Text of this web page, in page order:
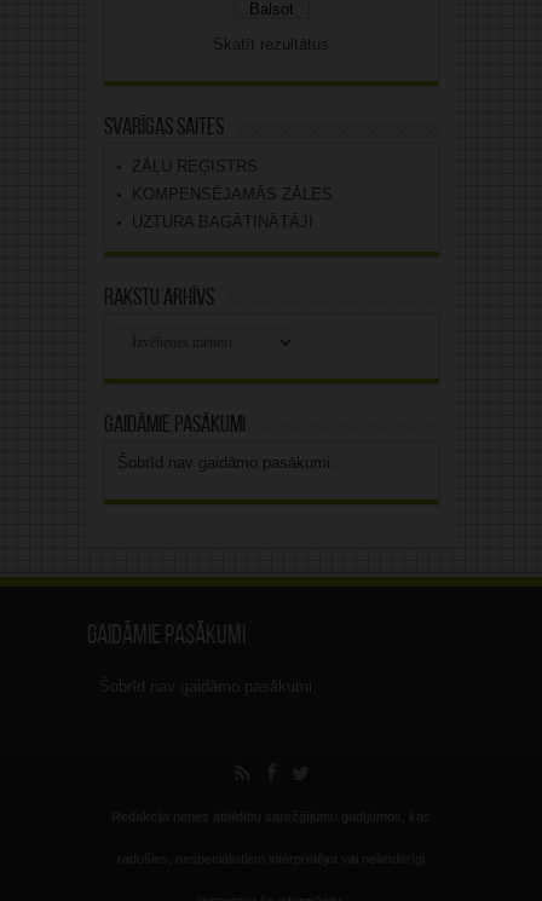
Skatīt rezultātus
Svarīgas saites
ZĀĻU REĢISTRS
KOMPENSĒJAMĀS ZĀLES
UZTURA BAGĀTINĀTĀJI
Rakstu arhīvs
Gaidāmie pasākumi
Šobrīd nav gaidāmo pasākumi.
Gaidāmie pasākumi
Šobrīd nav gaidāmo pasākumi.
Redakcija nenes atbildību sarežģījumu gadījumos, kas